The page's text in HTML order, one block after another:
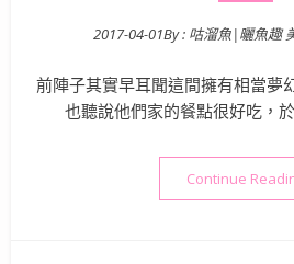
2017-04-01By : 咕溜魚|曬魚趣
前陣子其實早耳聞這間擁有相當夢
也聽說他們家的餐點很好吃，
Continue